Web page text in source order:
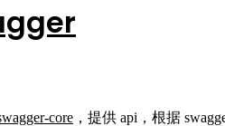
core ，提供 api，根据